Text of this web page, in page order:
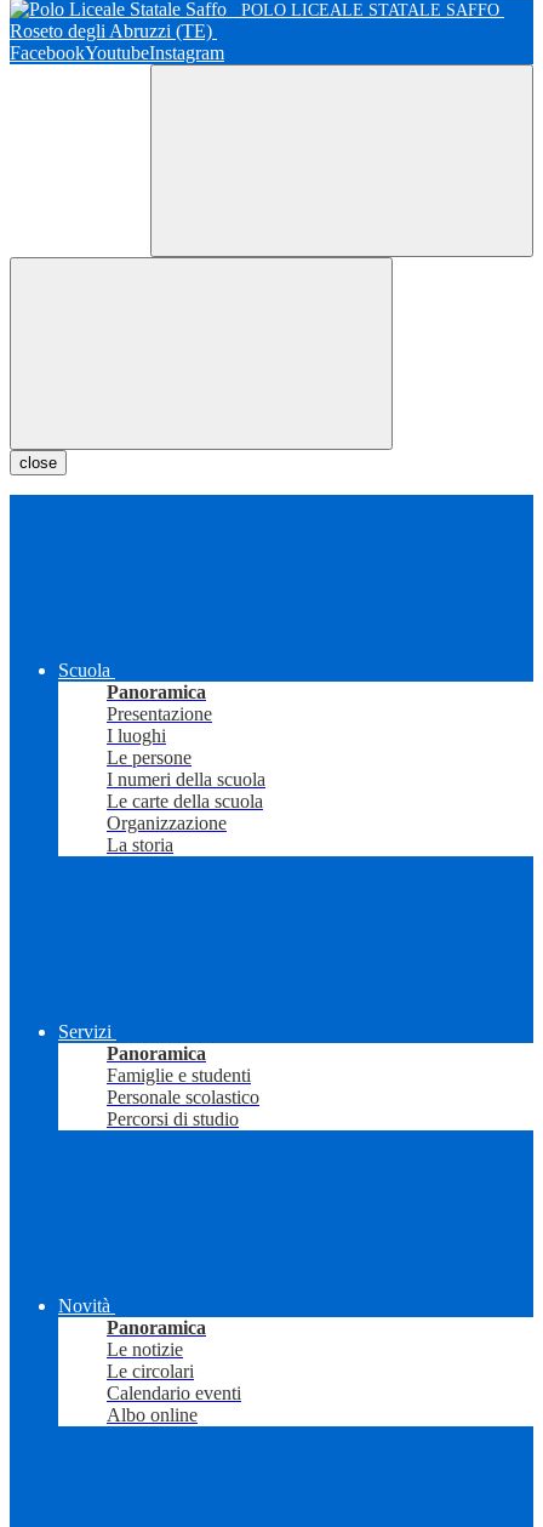
POLO LICEALE STATALE SAFFO
Roseto degli Abruzzi (TE)
FacebookYoutubeInstagram
close
Scuola
Panoramica
Presentazione
I luoghi
Le persone
I numeri della scuola
Le carte della scuola
Organizzazione
La storia
Servizi
Panoramica
Famiglie e studenti
Personale scolastico
Percorsi di studio
Novità
Panoramica
Le notizie
Le circolari
Calendario eventi
Albo online